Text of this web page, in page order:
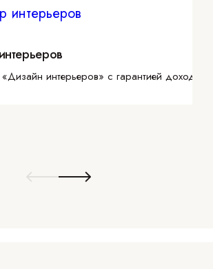
интерьеров» с гарантией дохода